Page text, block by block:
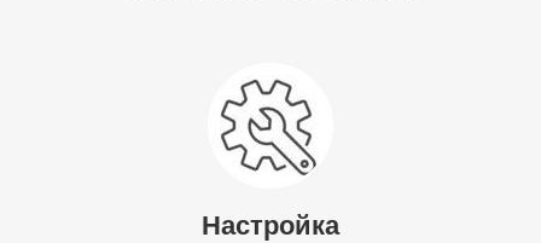
Настройка